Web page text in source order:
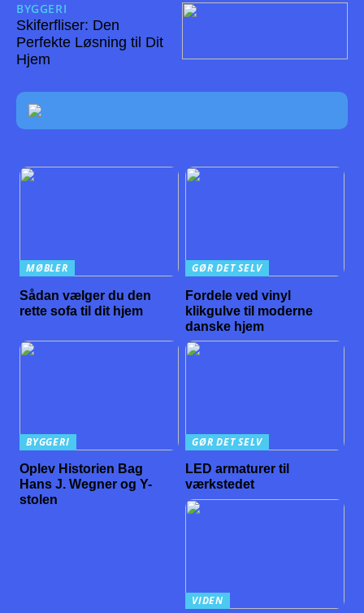
BYGGERI
Skiferfliser: Den
Perfekte Løsning til Dit
Hjem
MØBLER
Sådan vælger du den
rette sofa til dit hjem
GØR DET SELV
Fordele ved vinyl
klikgulve til moderne
danske hjem
BYGGERI
Oplev Historien Bag
Hans J. Wegner og Y-
stolen
GØR DET SELV
LED armaturer til
værkstedet
VIDEN